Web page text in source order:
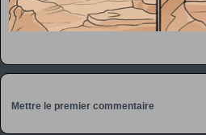
Mettre le premier commentaire